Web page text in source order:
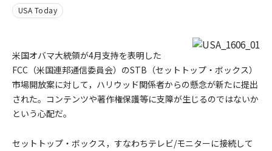
USA Today
米国オバマ大統領が4月支持を表明した
FCC（米国連邦通信委員会）のSTB（セットトップ・ボックス）
市場開放案に対して，ハリウッド関係者からの懸念が新たに提出
された。コンテンツや著作権保護等に支障が生じるのではないか
という心配だ。
セットトップ・ボックス，すなわちテレビ/モニターに接続して